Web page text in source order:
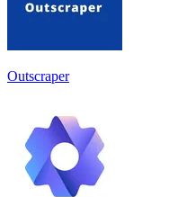
Outscraper